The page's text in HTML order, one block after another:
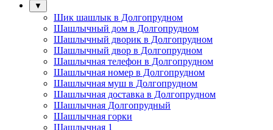
▼
Шик шашлык в Долгопрудном
Шашлычный дом в Долгопрудном
Шашлычный дворик в Долгопрудном
Шашлычный двор в Долгопрудном
Шашлычная телефон в Долгопрудном
Шашлычная номер в Долгопрудном
Шашлычная муш в Долгопрудном
Шашлычная доставка в Долгопрудном
Шашлычная Долгопрудный
Шашлычная горки
Шашлычная 1